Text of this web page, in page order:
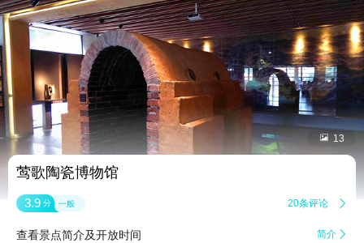
 13
莺歌陶瓷博物馆
3.9 分 一般 20条评论 
查看景点简介及开放时间 简介 
